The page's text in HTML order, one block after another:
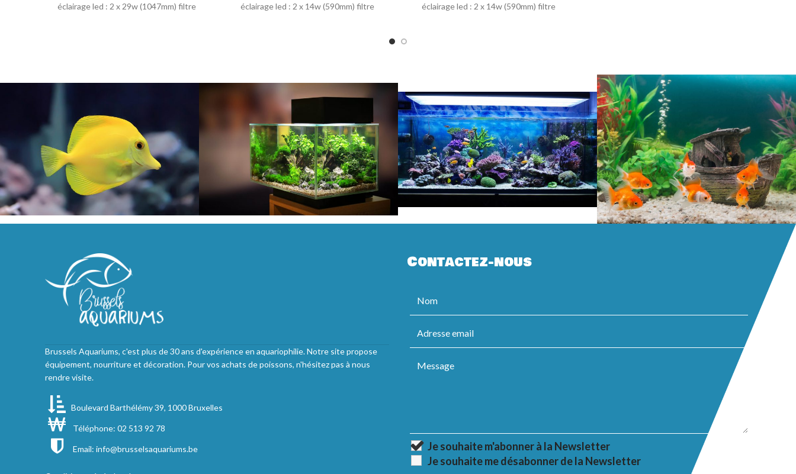
éclairage led : 2 x 29w (1047mm) filtre
éclairage led : 2 x 14w (590mm) filtre
éclairage led : 2 x 14w (590mm) filtre
Brussels Aquariums, c'est plus de 30 ans d'expérience en aquariophilie. Notre site propose
équipement, nourriture et décoration. Pour vos achats de poissons, n'hésitez pas à nous
rendre visite.
Boulevard Barthélémy 39, 1000 Bruxelles
Téléphone: 02 513 92 78
Email: info@brusselsaquariums.be
Contactez-nous
Je souhaite m'abonner à la Newsletter
Je souhaite me désabonner de la Newsletter